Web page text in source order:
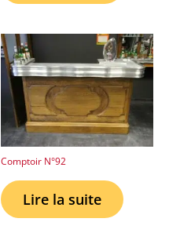
Comptoir N°92
Lire la suite